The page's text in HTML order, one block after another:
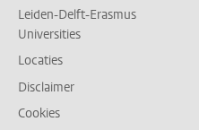
Leiden-Delft-Erasmus
Universities
Locaties
Disclaimer
Cookies